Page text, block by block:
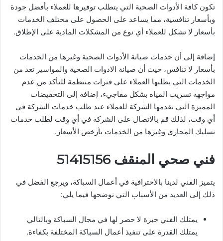
تكون كافة الأدوات الصحية التي يتطلب توفيرها للعملاء بأفضل جودة
وبأسعار تنافسية، مما يساعد على الحصول على مختلف الخدمات
بأسعار لا تشكل للعملاء أي نوع من المشكلات المادية على الإطلاق.
إضافة إلى أن خدمات صيانة الأدوات الصحية وغيرها من الخدمات
بأسعار لا تنافس، حيث أن صيانة الادوات الصحية والمواسير تعد من
الخدمات التي يطلبها العملاء على فترات منتظمة للتأكد من عدم
مواجهة تسريب المياه بشكل مفاجيء، إضافة إلى التخفيضات
المميزة التي تقدمها الشركة للعملاء عند طلب خدمات الشركة في
أي وقت، لذلك قم بالاتصال على الشركة في أي وقت لطلب خدمات
تسليك المجاري وغيرها من الخدمات بأرخص الأسعار.
فني صحي المنقف 51415156
يتميز الفني لدينا بالاحترافية في أعمال السباكة، ويرجع الفضل في
ذلك إلى العديد من الأسباب التي نوضحها فيما يلي:
يمتلك الفني خبرة لا حصر لها في مجال السباكة وبالتالي
يمتلك القدرة على تنفيذ أعمال السباكة المختلفة بكفاءة.